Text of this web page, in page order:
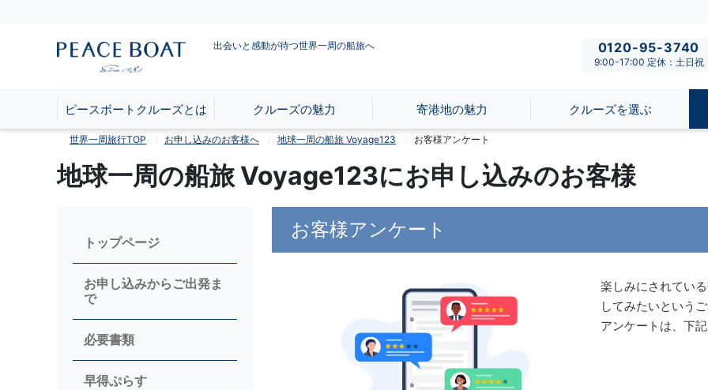
出会いと感動が待つ世界一周の船旅へ 0120-95-3740
9:00-17:00 定休：土日祝
ピースボートクルーズとは クルーズの魅力 寄港地の魅力 クルーズを選ぶ
世界一周旅行TOP お申し込みのお客様へ 地球一周の船旅 Voyage123 お客様アンケート
地球一周の船旅 Voyage123にお申し込みのお客様
トップページ
お申し込みからご出発ま
で
必要書類
早得ぷらす
お客様アンケート
楽しみにされてい
してみたいという
アンケートは、下